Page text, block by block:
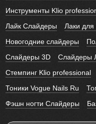
Инструменты Klio
Лайк Слайдеры
Лаки для
Новогодние слайдеры
Слайдеры 3D
Слайдеры
Стемпинг Klio professional
Тоники Vogue Nails Ru
Фэшн ногти Слайдеры